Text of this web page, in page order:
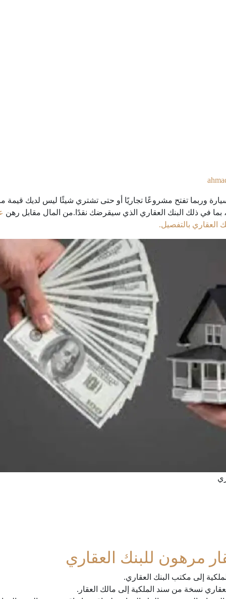
وربما تفتح مشروعًا تجاريًا أو حتى تشتري شيئًا ليس لديك قيمة
في ذلك البنك العقاري الذي سيقرضك نقدًا.من المال مقابل رهن
العقاري بالتفصيل.
مرهون للبنك العقاري